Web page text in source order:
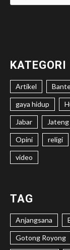
untuk:
KATEGORI
Artikel
gaya hidup
Jabar Jateng
Opini religi
video
TAG
Anjangsana
Gotong Royong